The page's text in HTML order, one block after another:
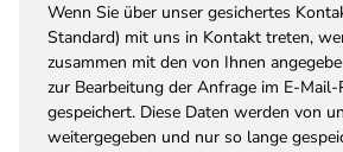
Wenn Sie über unser gesichertes
Standard) mit uns in Kontakt treten,
zusammen mit den von Ihnen
zur Bearbeitung der Anfrage im E-Mail-
gespeichert. Diese Daten werden von
weitergegeben und nur so lange